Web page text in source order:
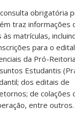
obrigatória
traz informações
matrículas,
para o
da Pró-
Estudantis
dos editais de
de colações
entre outros.